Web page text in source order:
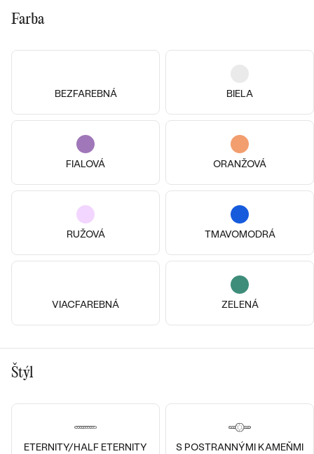
Bestsellery
OBJAVIŤ
Farba
BEZFAREBNÁ BIELA
FIALOVÁ ORANŽOVÁ
RUŽOVÁ TMAVOMODRÁ
VIACFAREBNÁ ZELENÁ
Štýl
ETERNITY/HALF ETERNITY S POSTRANNÝMI KAMEŇMI
14k žlté zlato, Zafír
Zindy Striebro, Viac druhov
Blaire Frank